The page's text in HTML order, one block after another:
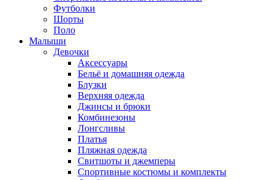
Футболки
Шорты
Поло
Малыши
Девочки
Аксессуары
Бельё и домашняя одежда
Блузки
Верхняя одежда
Джинсы и брюки
Комбинезоны
Лонгсливы
Платья
Пляжная одежда
Свитшоты и джемперы
Спортивные костюмы и комплекты